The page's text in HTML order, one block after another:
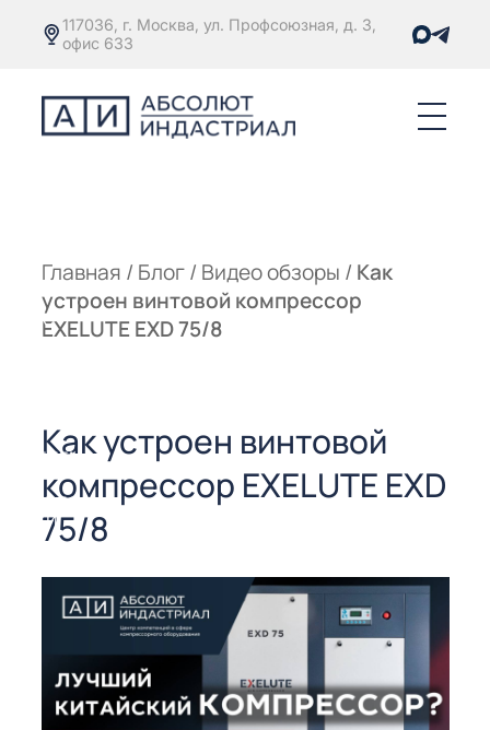
117036, г. Москва, ул. Профсоюзная, д. 3,
офис 633
Главная / Блог/ Видео обзоры / Как
устроен винтовой компрессор
EXELUTE EXD 75/8
Как устроен винтовой
компрессор EXELUTE EXD
75/8
С
ДЛЯ